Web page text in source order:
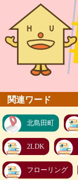
関連ワード
北島田町
2LDK
フローリング